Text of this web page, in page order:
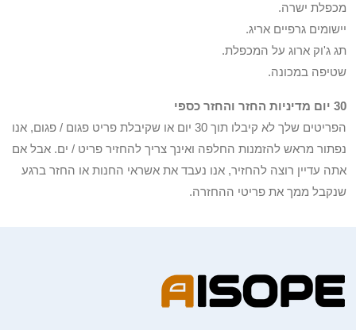
מכפלת ישרה.
יישומים גרפיים אריג.
תג ג'וק ארוג על המכפלת.
שטיפה במכונה.
30 יום מדיניות החזר והחזר כספי
הפריטים שלך לא קיבלו תוך 30 יום או שקיבלת פריט פגום / פגום, אנו
נפתור מראש להזמנות החלפה ואינך צריך להחזיר פריט / ים. אבל אם
אתה עדיין רוצה להחזיר, אנו נעבד את אשראי החנות או החזר ברגע
שנקבל ממך את פריטי ההחזרה.